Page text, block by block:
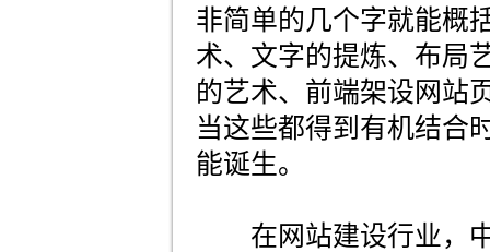
非简单的几个字就能概
术、文字的提炼、布局
的艺术、前端架设网站
当这些都得到有机结合
能诞生。
在网站建设行业，中